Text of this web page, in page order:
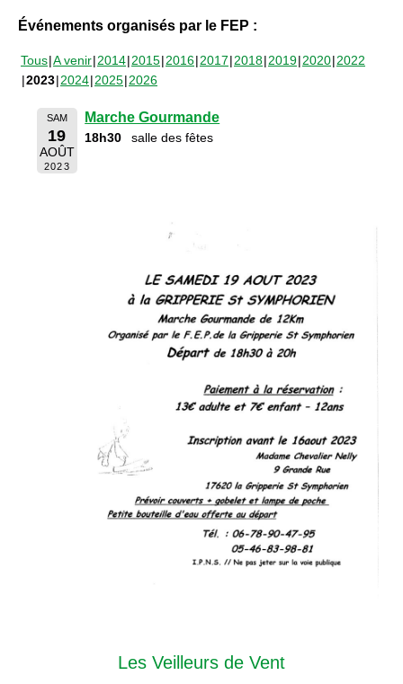
Événements organisés par le FEP :
Tous A venir 2014 2015 2016 2017 2018 2019 2020 2022
2023 2024 2025 2026
SAM
19
AOÛT
2023
Marche Gourmande
18h30 salle des fêtes
Les Veilleurs de Vent